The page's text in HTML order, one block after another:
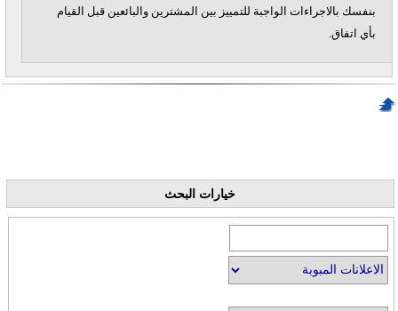
بنفسك بالاجراءات الواجبة للتمييز بين المشترين والبائعين قبل القيام
بأي اتفاق.
خيارات البحث